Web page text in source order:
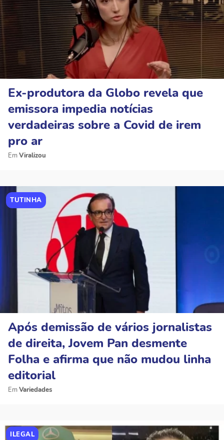
Ex-produtora da Globo revela que
emissora impedia notícias
verdadeiras sobre a Covid de irem
pro ar
Viralizou
TUTINHA
Após demissão de vários jornalistas
de direita, Jovem Pan desmente
Folha e afirma que não mudou linha
editorial
Variedades
ILEGAL